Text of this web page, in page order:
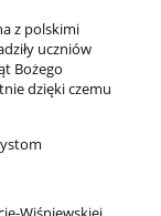
z polskimi
uczniów
Bożego
dzięki czemu